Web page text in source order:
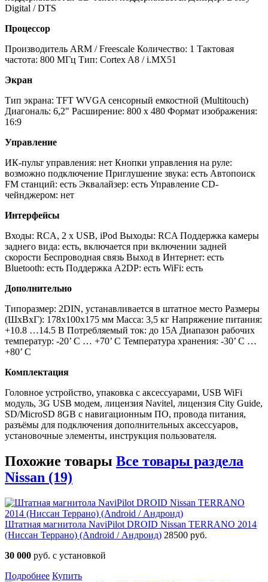
Digital / DTS
Процессор
Производитель ARM / Freescale Количество: 1 Тактовая
частота: 800 МГц Тип: Cortex A8 / i.MX51
Экран
Тип экрана: TFT WVGA сенсорный емкостной (Multitouch)
Диагональ: 6,2" Расширение: 800 х 480 Формат изображения:
16:9
Управление
ИК-пульт управления: нет Кнопки управления на руле:
возможно подключение Приглушение звука: есть Автопоиск
FM станций: есть Эквалайзер: есть Управление CD-
чейнджером: нет
Интерфейсы
Входы: RCA, 2 x USB, iPod Выходы: RCA Поддержка камеры
заднего вида: есть, включается при включении задней
скорости Беспроводная связь Выход в Интернет: есть
Bluetooth: есть Поддержка A2DP: есть WiFi: есть
Дополнительно
Типоразмер: 2DIN, устанавливается в штатное место Размеры
(ШхВхГ): 178x100x175 мм Масса: 3,5 кг Напряжение питания:
+10.8 …14.5 В Потребляемый ток: до 15A Диапазон рабочих
температур: -20’ C … +70’ C Температура хранения: -30’ C …
+80’ C
Комплектация
Головное устройство, упаковка с аксессуарами, USB WiFi
модуль, 3G USB модем, лицензия Navitel, лицензия City Guide,
SD/MicroSD 8GB с навигационным ПО, провода питания,
разъёмы для подключения дополнительных аксессуаров,
установочные элементы, инструкция пользователя.
Похожие товары Все товары раздела
Nissan (19)
Штатная магнитола NaviPilot DROID Nissan TERRANO 2014
(Ниссан Террано) (Android / Андроид) 28500 руб.
30 000 руб. с установкой
Подробнее Купить